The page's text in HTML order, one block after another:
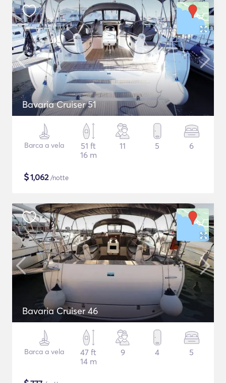
Bavaria Cruiser 51
Barca a vela
51 ft
16 m
11 5 6
$1,062/notte
Bavaria Cruiser 46
Barca a vela
47 ft
14 m
9 4 5